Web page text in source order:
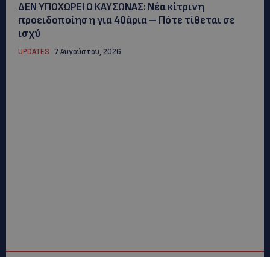
ΔΕΝ ΥΠΟΧΩΡΕΙ Ο ΚΑΥΣΩΝΑΣ: Νέα κίτρινη
προειδοποίηση για 40άρια – Πότε τίθεται σε
ισχύ
UPDATES 7 Αυγούστου, 2026